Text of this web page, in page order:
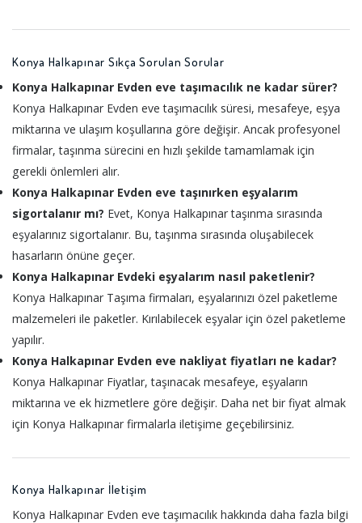
Konya Halkapınar Sıkça Sorulan Sorular
Konya Halkapınar Evden eve taşımacılık ne kadar sürer?
Konya Halkapınar Evden eve taşımacılık süresi, mesafeye, eşya
miktarına ve ulaşım koşullarına göre değişir. Ancak profesyonel
firmalar, taşınma sürecini en hızlı şekilde tamamlamak için
gerekli önlemleri alır.
Konya Halkapınar Evden eve taşınırken eşyalarım
sigortalanır mı? Evet, Konya Halkapınar taşınma sırasında
eşyalarınız sigortalanır. Bu, taşınma sırasında oluşabilecek
hasarların önüne geçer.
Konya Halkapınar Evdeki eşyalarım nasıl paketlenir?
Konya Halkapınar Taşıma firmaları, eşyalarınızı özel paketleme
malzemeleri ile paketler. Kırılabilecek eşyalar için özel paketleme
yapılır.
Konya Halkapınar Evden eve nakliyat fiyatları ne kadar?
Konya Halkapınar Fiyatlar, taşınacak mesafeye, eşyaların
miktarına ve ek hizmetlere göre değişir. Daha net bir fiyat almak
için Konya Halkapınar firmalarla iletişime geçebilirsiniz.
Konya Halkapınar İletişim
Konya Halkapınar Evden eve taşımacılık hakkında daha fazla bilgi